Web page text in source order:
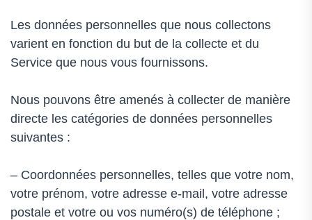
Les données personnelles que nous collectons
varient en fonction du but de la collecte et du
Service que nous vous fournissons.
Nous pouvons être amenés à collecter de manière
directe les catégories de données personnelles
suivantes :
– Coordonnées personnelles, telles que votre nom,
votre prénom, votre adresse e-mail, votre adresse
postale et votre ou vos numéro(s) de téléphone ;